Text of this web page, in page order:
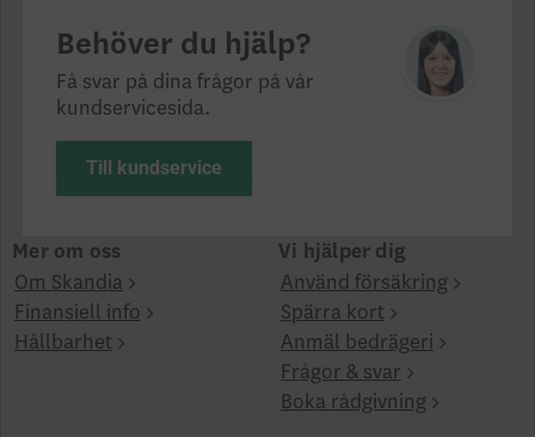
Behöver du hjälp?
Få svar på dina frågor på vår
kundservicesida.
Till kundservice
Mer om oss
Om Skandia
Finansiell info
Hållbarhet
Vi hjälper dig
Använd försäkring
Spärra kort
Anmäl bedrägeri
Frågor & svar
Boka rådgivning